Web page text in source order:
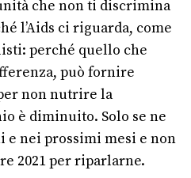
che non ti discrimina
l’Aids ci riguarda, come
perché quello che
può fornire
non nutrire la
è diminuito. Solo se ne
e nei prossimi mesi e non
2021 per riparlarne.